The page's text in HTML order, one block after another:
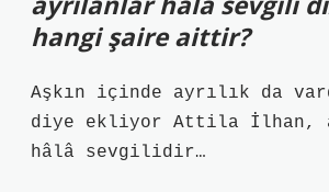
hangi şaire aittir?
Aşkın içinde ayrılık da
diye ekliyor Attila İlhan,
hâlâ sevgilidir…